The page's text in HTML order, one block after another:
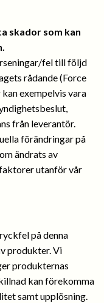
skador som kan
fel till följd
rådande (Force
exempelvis vara
från leverantör.
förändringar på
ändrats av
utanför vår
på denna
produkter. Vi
produkternas
kan förekomma
samt upplösning.